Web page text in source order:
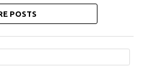
POSTS